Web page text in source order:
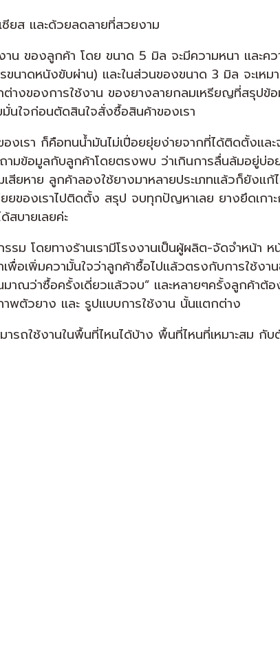
ส เเละด้วยลดลายที่สวยงาม
าน ของลูกค้า โดย ขนาด 5 มิล จะมีความหนา เเละค
ดหนังขับผ่าน) เเละในส่วนของขนาด 3 มิล จะเหม
งของการใช้งาน ของยางลายกลมเหรียญที่สรุปข้อ
นใจก่อนตัดสินใจสั่งซื้อสินค้าของเรา
รา ก็คือทนน้ำมันไม่เปื่อยยุ่ยง่ายจากที่ได้ติดตั้งเเล
ามข้อมูลกับลูกค้าโดยตรงพบ ว่าเกินการลื่นล้มอยู่บ่
ยหาย ลูกค้าลองใช้ยางมาหลายประเภทเเล้วก็ยังเเ
ยของเราไปติดตั้ง สรุป จบทุกปัญหาเลย ยางยึดเกา
สบายเลยค่ะ
โดยทางร้านเรามีโรงงานเป็นผู้ผลิต-จัดจำหน้า หน้
พื่อเพิ่มความั้นใจว่าลูกค้าซื้อไปเเล้วตรงกับการใช้
มาณว่าซื้อครั้งเดี่ยวเเล้วจบ” เเละหลายๆครั้งลูกค้
วยาง เเละ รูปเเบบการใช้งาน นั้นเเตกต่าง
ารถใช้งานในพื้นที่ไหนได้บ้าง พื้นที่ไหนที่เหมาะสม กั